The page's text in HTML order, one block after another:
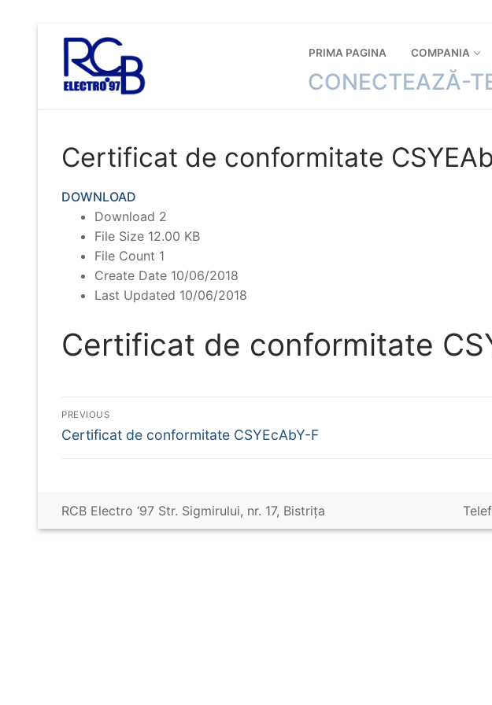
conținut
PRIMA PAGINA COMPANIA
CONECTEAZĂ-
Certificat de conformitate
DOWNLOAD
Download 2
File Size 12.00 KB
File Count 1
Create Date 10/06/2018
Last Updated 10/06/2018
Certificat de conformitate
Navigare
în
PREVIOUS
Previous
Certificat de conformitate CSYEcAbY-F
RCB Electro ‘97 Str. Sigmirului, nr. 17, Bistriţa